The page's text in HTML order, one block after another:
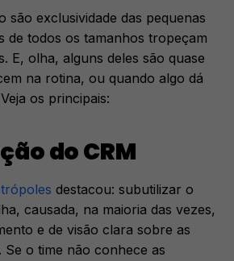
são exclusividade das pequenas
de todos os tamanhos tropeçam
E, olha, alguns deles são quase
na rotina, ou quando algo dá
os principais:
do CRM
destacou: subutilizar o
causada, na maioria das vezes,
e de visão clara sobre as
o time não conhece as